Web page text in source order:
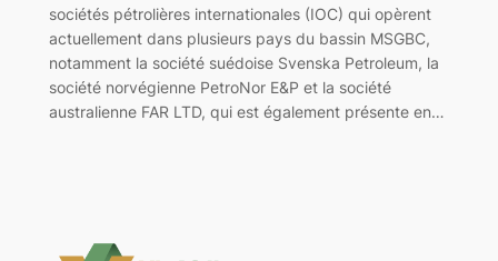
sociétés pétrolières internationales (IOC) qui opèrent
actuellement dans plusieurs pays du bassin MSGBC,
notamment la société suédoise Svenska Petroleum, la
société norvégienne PetroNor E&P et la société
australienne FAR LTD, qui est également présente en…